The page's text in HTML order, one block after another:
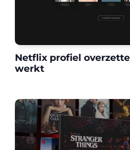
Netflix profiel
werkt